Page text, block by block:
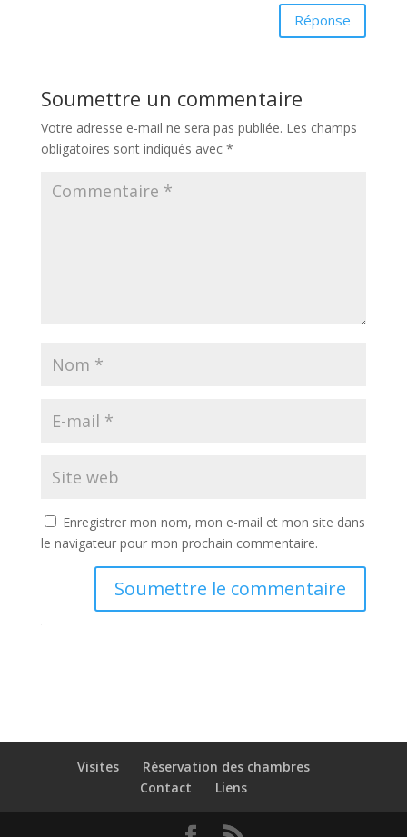
Réponse
Soumettre un commentaire
Votre adresse e-mail ne sera pas publiée. Les champs
obligatoires sont indiqués avec *
Enregistrer mon nom, mon e-mail et mon site dans
le navigateur pour mon prochain commentaire.
Soumettre le commentaire
Visites
Réservation des chambres
Contact
Liens